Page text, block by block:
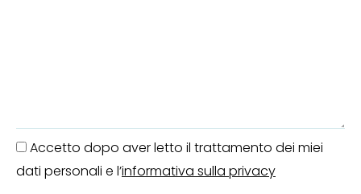
Accetto dopo aver letto il trattamento dei miei
dati personali e l’informativa sulla privacy